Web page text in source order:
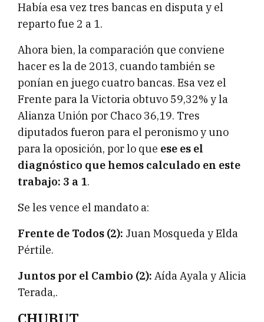
Había esa vez tres bancas en disputa y el
reparto fue 2 a 1.
Ahora bien, la comparación que conviene
hacer es la de 2013, cuando también se
ponían en juego cuatro bancas. Esa vez el
Frente para la Victoria obtuvo 59,32% y la
Alianza Unión por Chaco 36,19. Tres
diputados fueron para el peronismo y uno
para la oposición, por lo que ese es el
diagnóstico que hemos calculado en este
trabajo: 3 a 1.
Se les vence el mandato a:
Frente de Todos (2): Juan Mosqueda y Elda
Pértile.
Juntos por el Cambio (2): Aída Ayala y Alicia
Terada,.